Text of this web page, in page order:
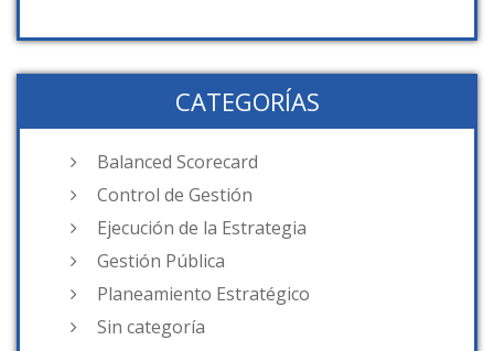
CATEGORÍAS
Balanced Scorecard
Control de Gestión
Ejecución de la Estrategia
Gestión Pública
Planeamiento Estratégico
Sin categoría